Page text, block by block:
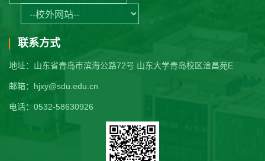
联系方式
地址：山东省青岛市滨海公路72号 山东大学青岛校区淦昌苑E
邮箱：hjxy@sdu.edu.cn
电话：0532-58630926